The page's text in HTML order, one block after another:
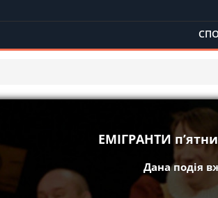
ЕМІГРАНТИ
Дана подія